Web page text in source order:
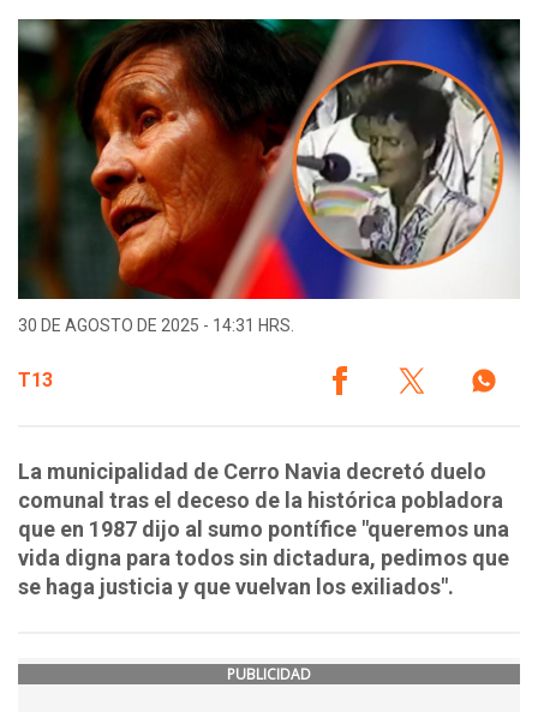
30 DE AGOSTO DE 2025 - 14:31 HRS.
T13
La municipalidad de Cerro Navia decretó duelo
comunal tras el deceso de la histórica pobladora
que en 1987 dijo al sumo pontífice "queremos una
vida digna para todos sin dictadura, pedimos que
se haga justicia y que vuelvan los exiliados".
PUBLICIDAD